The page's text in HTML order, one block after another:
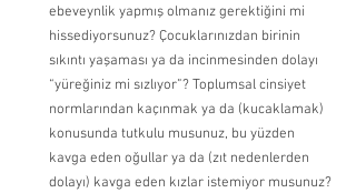
ebeveynlik yapmış olmanız gerektiğini mi
hissediyorsunuz? Çocuklarınızdan birinin
sıkıntı yaşaması ya da incinmesinden dolayı
“yüreğiniz mi sızlıyor”? Toplumsal cinsiyet
normlarından kaçınmak ya da (kucaklamak)
konusunda tutkulu musunuz, bu yüzden
kavga eden oğullar ya da (zıt nedenlerden
dolayı) kavga eden kızlar istemiyor musunuz?